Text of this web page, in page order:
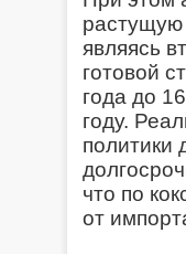
являясь
готовой
года до
году.
политики
что по
от